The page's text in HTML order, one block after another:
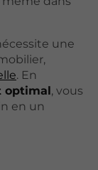
une
. En
optimal , vous
en un